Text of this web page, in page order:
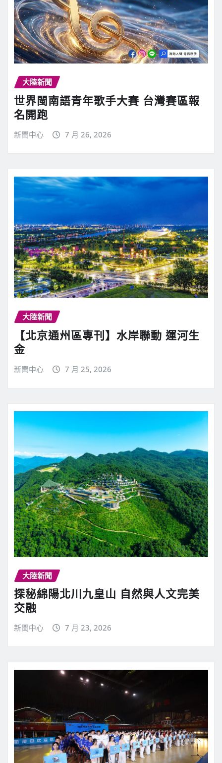
大陸新聞
世界閩南語青年歌手大賽 台灣賽區報
名開跑
新聞中心 7 月 26, 2026
大陸新聞
【北京通州區專刊】水岸聯動 運河生
金
新聞中心 7 月 25, 2026
大陸新聞
探秘綿陽北川九皇山 自然與人文完美
交融
新聞中心 7 月 23, 2026